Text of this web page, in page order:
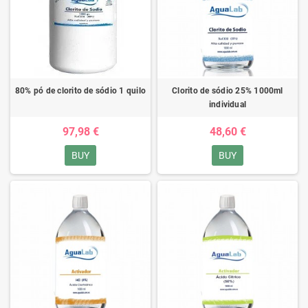
80% pó de clorito de sódio 1 quilo
97,98 €
BUY
Clorito de sódio 25% 1000ml
individual
48,60 €
BUY